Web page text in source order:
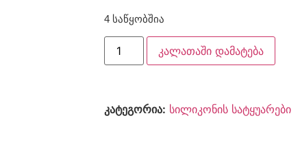
4 საწყობშია
კალათაში დამატება
კატეგორია: სილიკონის სატყუარები